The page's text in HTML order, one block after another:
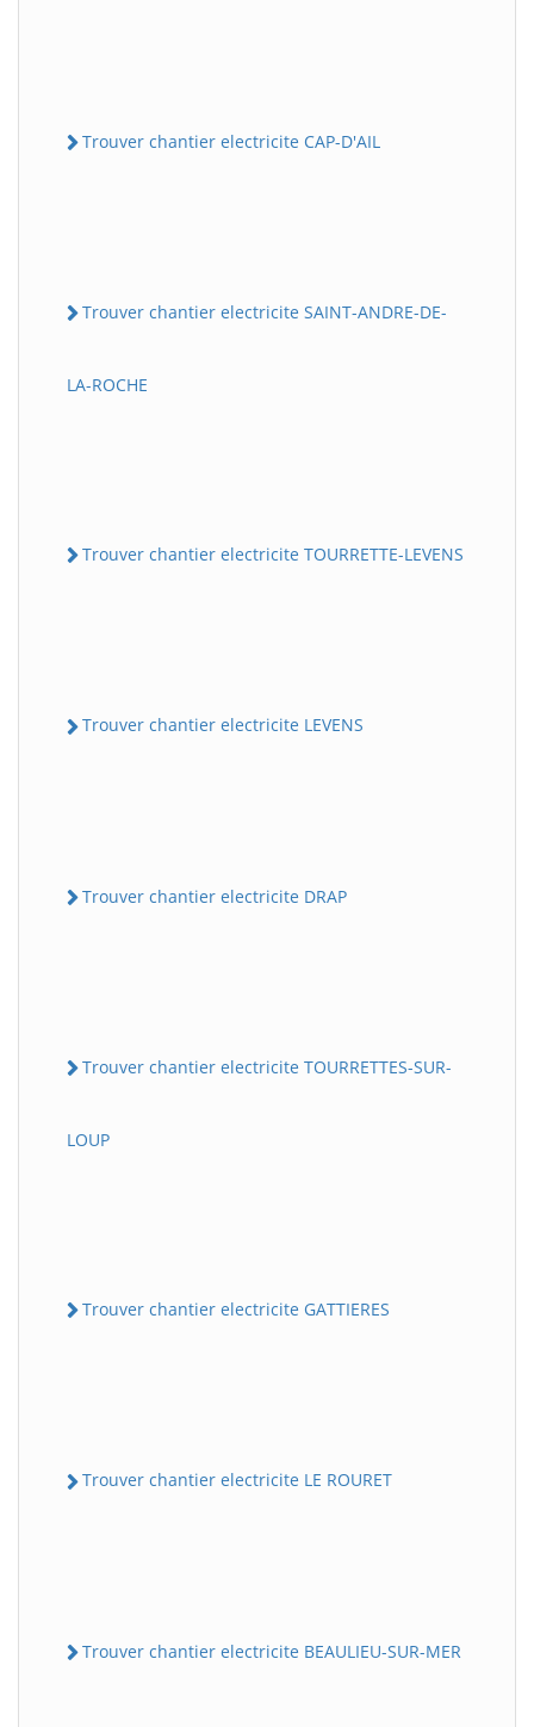
Trouver chantier electricite CAP-D'AIL
Trouver chantier electricite SAINT-ANDRE-DE-
LA-ROCHE
Trouver chantier electricite TOURRETTE-LEVENS
Trouver chantier electricite LEVENS
Trouver chantier electricite DRAP
Trouver chantier electricite TOURRETTES-SUR-
LOUP
Trouver chantier electricite GATTIERES
Trouver chantier electricite LE ROURET
Trouver chantier electricite BEAULIEU-SUR-MER